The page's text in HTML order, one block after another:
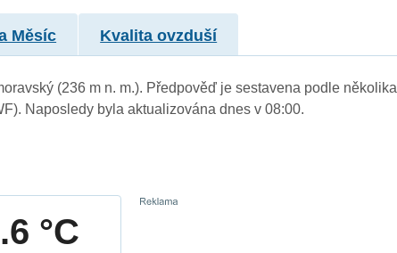
Měsíc Kvalita ovzduší
(236 m n. m.). Předpověď je sestavena podle několika
Naposledy byla aktualizována dnes v 08:00.
°C